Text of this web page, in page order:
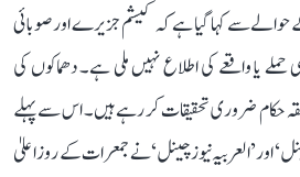
حوالے سے کہا گیا ہے کہ کیشم جزیرے اور صوبائی
یا واقعے کی اطلاع نہیں ملی ہے۔ دھماکوں کی
حکام ضروری تحقیقات کر رہے ہیں۔ اس سے پہلے
’العربیہ نیوز چینل‘ نے جمعرات کے روز اعلیٰ